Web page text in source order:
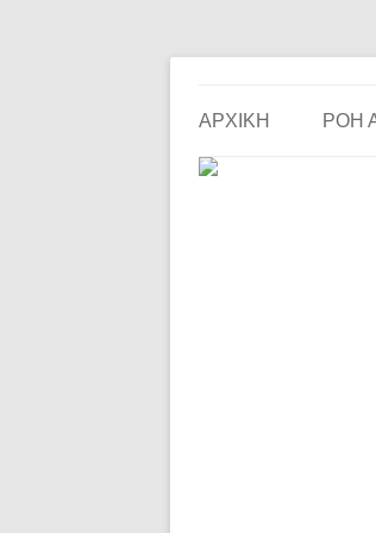
ΑΡΧΙΚΗ ΡΟΗ